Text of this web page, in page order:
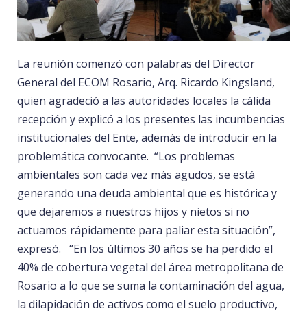
La reunión comenzó con palabras del Director
General del ECOM Rosario, Arq. Ricardo Kingsland,
quien agradeció a las autoridades locales la cálida
recepción y explicó a los presentes las incumbencias
institucionales del Ente, además de introducir en la
problemática convocante. “Los problemas
ambientales son cada vez más agudos, se está
generando una deuda ambiental que es histórica y
que dejaremos a nuestros hijos y nietos si no
actuamos rápidamente para paliar esta situación”,
expresó. “En los últimos 30 años se ha perdido el
40% de cobertura vegetal del área metropolitana de
Rosario a lo que se suma la contaminación del agua,
la dilapidación de activos como el suelo productivo,